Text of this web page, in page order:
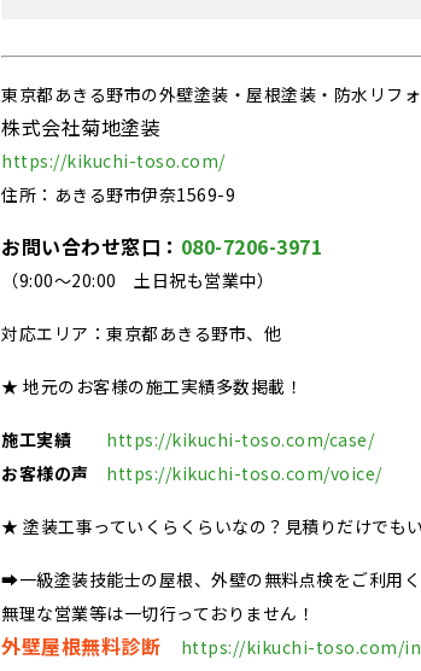
東京都あきる野市の外壁塗装・屋根塗装・防水リフ
株式会社菊地塗装
https://kikuchi-toso.com/
住所：あきる野市伊奈1569-9
お問い合わせ窓口： 080-7206-3971
（9:00～20:00 土日祝も営業中）
対応エリア：東京都あきる野市、他
★ 地元のお客様の施工実績多数掲載！
施工実績
https://kikuchi-toso.com/case/
お客様の声
https://kikuchi-toso.com/voice/
★ 塗装工事っていくらくらいなの？見積りだけでも
➡一級塗装技能士の屋根、外壁の無料点検をご利用く
無理な営業等は一切行っておりません！
外壁屋根無料診断 https://kikuchi-toso.com/